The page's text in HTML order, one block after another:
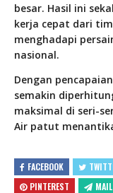
besar. Hasil ini
kerja cepat dari
menghadapi
nasional.
Dengan
semakin
maksimal di seri-
Air patut
FACEBOOK
PINTEREST
MAIL